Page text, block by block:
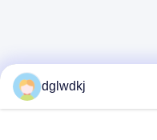
dglwdkj